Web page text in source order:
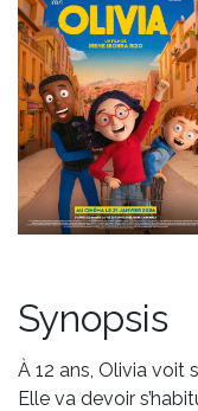
Synopsis
À 12 ans, Olivia voit
Elle va devoir